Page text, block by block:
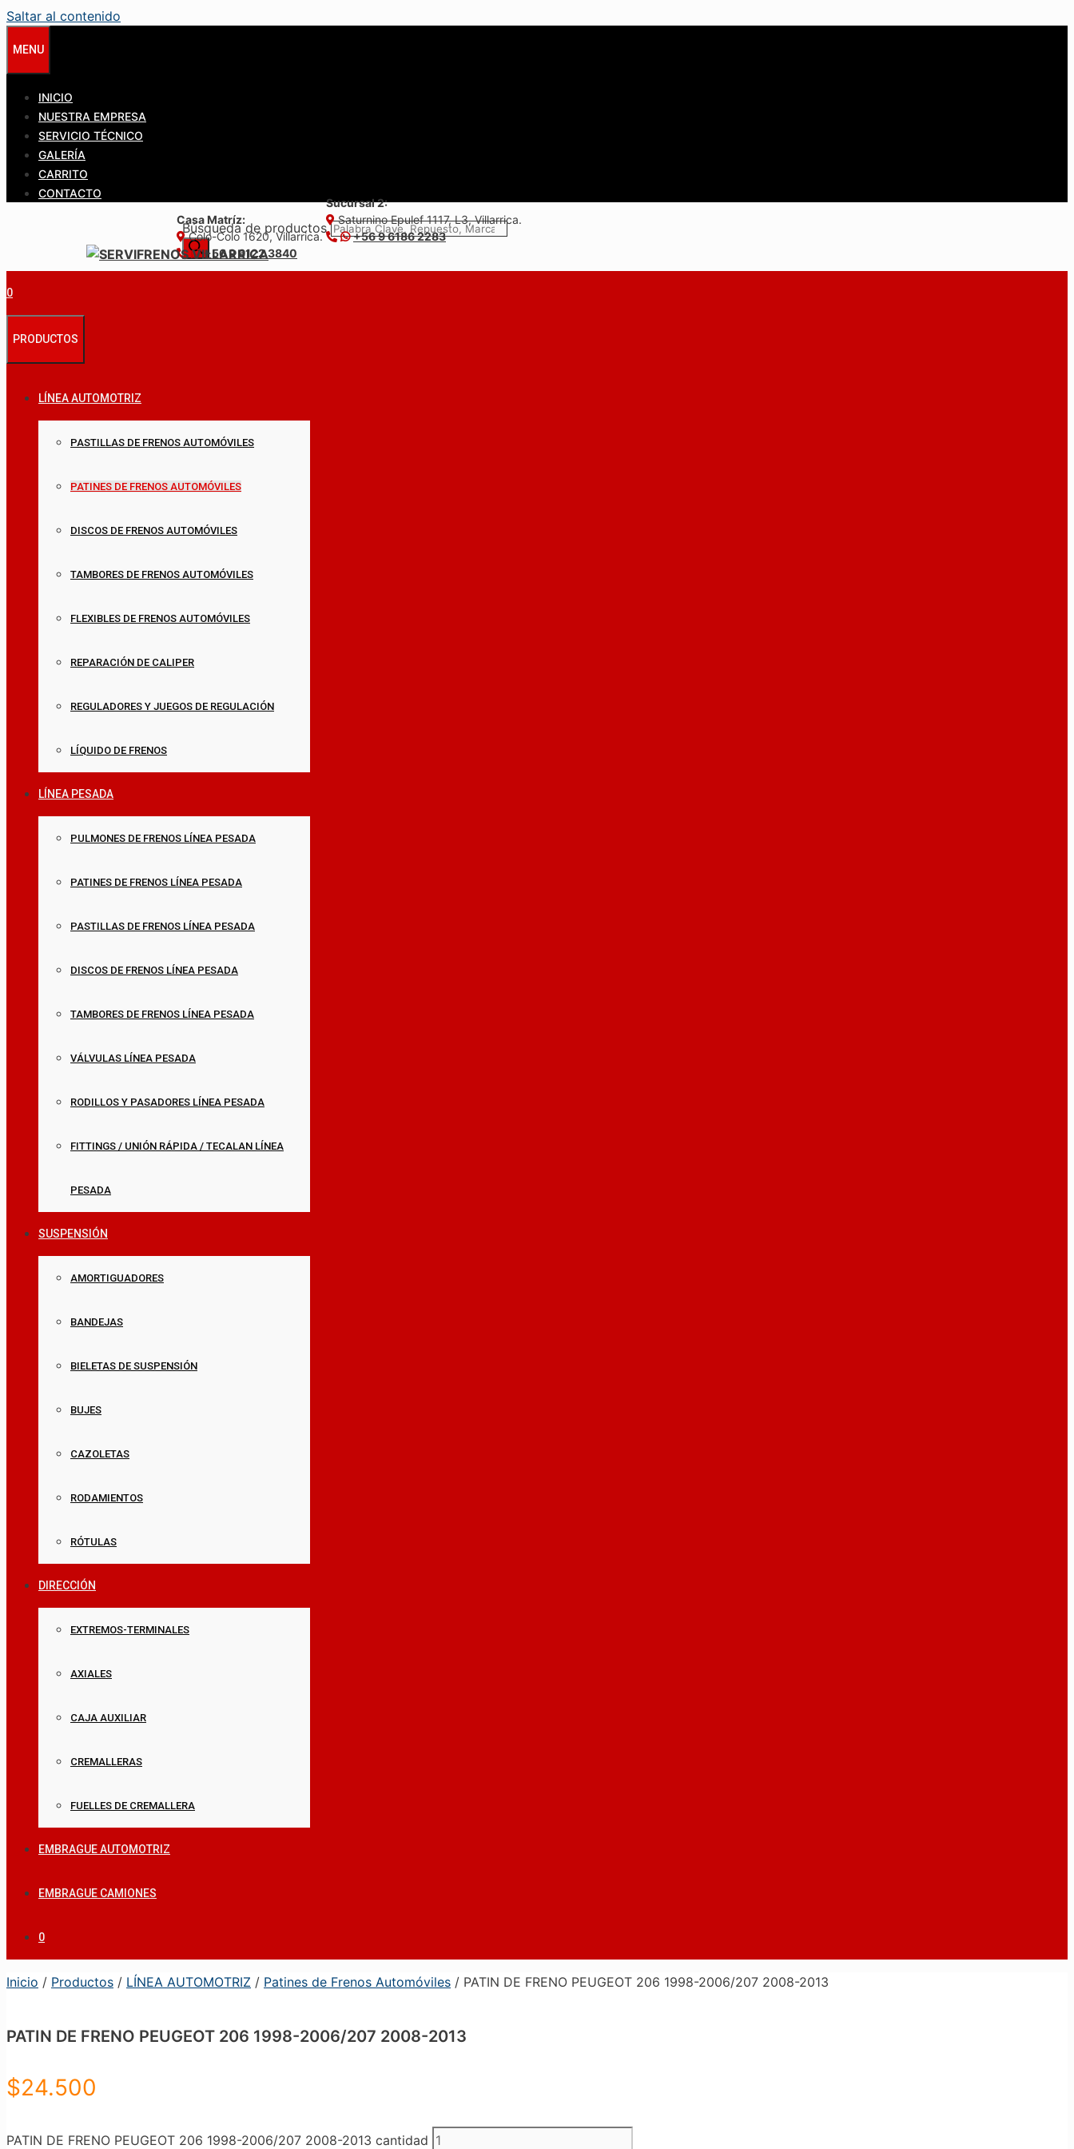
Saltar al contenido
MENU
INICIO
NUESTRA EMPRESA
SERVICIO TÉCNICO
GALERÍA
CARRITO
CONTACTO
Búsqueda de productos
Casa Matríz:
Colo-Colo 1620, Villarrica.
+56 9 6122 3840
Sucursal 2:
Saturnino Epulef 1117, L3, Villarrica.
+56 9 6186 2283
0
PRODUCTOS
LÍNEA AUTOMOTRIZ
PASTILLAS DE FRENOS AUTOMÓVILES
PATINES DE FRENOS AUTOMÓVILES
DISCOS DE FRENOS AUTOMÓVILES
TAMBORES DE FRENOS AUTOMÓVILES
FLEXIBLES DE FRENOS AUTOMÓVILES
REPARACIÓN DE CALIPER
REGULADORES Y JUEGOS DE REGULACIÓN
LÍQUIDO DE FRENOS
LÍNEA PESADA
PULMONES DE FRENOS LÍNEA PESADA
PATINES DE FRENOS LÍNEA PESADA
PASTILLAS DE FRENOS LÍNEA PESADA
DISCOS DE FRENOS LÍNEA PESADA
TAMBORES DE FRENOS LÍNEA PESADA
VÁLVULAS LÍNEA PESADA
RODILLOS Y PASADORES LÍNEA PESADA
FITTINGS / UNIÓN RÁPIDA / TECALAN LÍNEA
PESADA
SUSPENSIÓN
AMORTIGUADORES
BANDEJAS
BIELETAS DE SUSPENSIÓN
BUJES
CAZOLETAS
RODAMIENTOS
RÓTULAS
DIRECCIÓN
EXTREMOS-TERMINALES
AXIALES
CAJA AUXILIAR
CREMALLERAS
FUELLES DE CREMALLERA
EMBRAGUE AUTOMOTRIZ
EMBRAGUE CAMIONES
0
Inicio / Productos / LÍNEA AUTOMOTRIZ / Patines de Frenos Automóviles / PATIN DE FRENO PEUGEOT 206 1998-2006/207 2008-2013
PATIN DE FRENO PEUGEOT 206 1998-2006/207 2008-2013
$24.500
PATIN DE FRENO PEUGEOT 206 1998-2006/207 2008-2013 cantidad